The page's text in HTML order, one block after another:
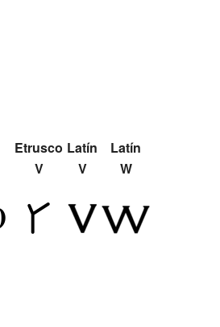
Etrusco
V
Latín
V
Latín
W